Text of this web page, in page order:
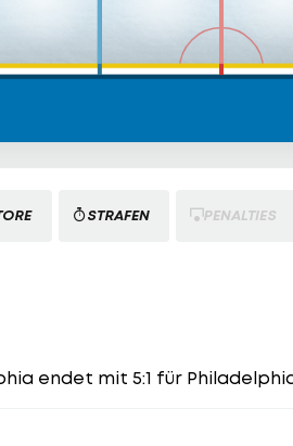
STRAFEN PENALTIES
endet mit 5:1 für